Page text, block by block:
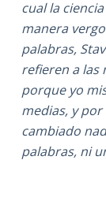
cual la
manera
palabras,
refieren a las
porque yo
medias, y
cambiado
palabras, ni